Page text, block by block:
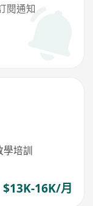
閱通知
學培訓
$13K-16K/月